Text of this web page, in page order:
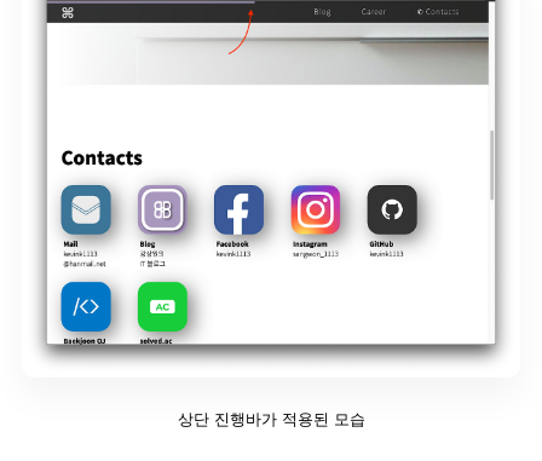
상단 진행바가 적용된 모습